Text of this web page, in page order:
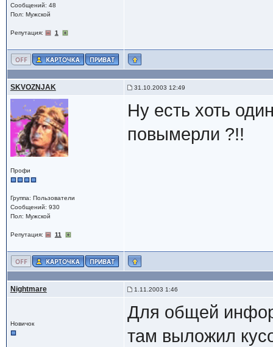
Сообщений: 48
Пол: Мужской
Репутация: 1
SKVOZNJAK 31.10.2003 12:49
Профи
Группа: Пользователи
Сообщений: 930
Пол: Мужской
Репутация: 11
Ну есть хоть
повымерли ?!!
Nightmare 1.11.2003 1:46
Новичок
Для общей
там выложил